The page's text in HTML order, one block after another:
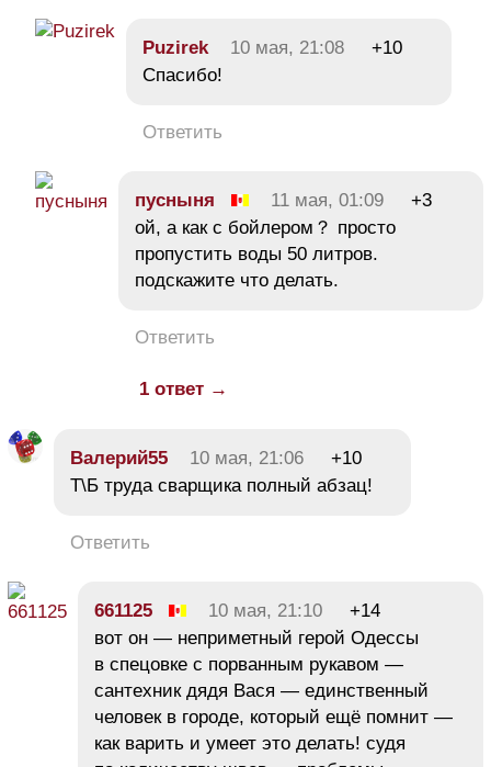
Puzirek 10 мая, 21:08
+10
Спасибо!
Ответить
пусныня 11 мая, 01:09
+3
ой, а как с бойлером？ просто
пропустить воды 50 литров.
подскажите что делать.
Ответить
1 ответ →
Валерий55 10 мая, 21:06
+10
Т\Б труда сварщика полный абзац!
Ответить
661125 10 мая, 21:10
+14
вот он — неприметный герой Одессы
в спецовке с порванным рукавом —
сантехник дядя Вася — единственный
человек в городе, который ещё помнит —
как варить и умеет это делать! судя